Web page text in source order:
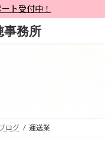
ト受付中！
事務所
ログ 運送業